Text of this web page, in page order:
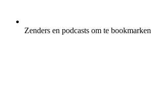
Zenders en podcasts om te bookmarken